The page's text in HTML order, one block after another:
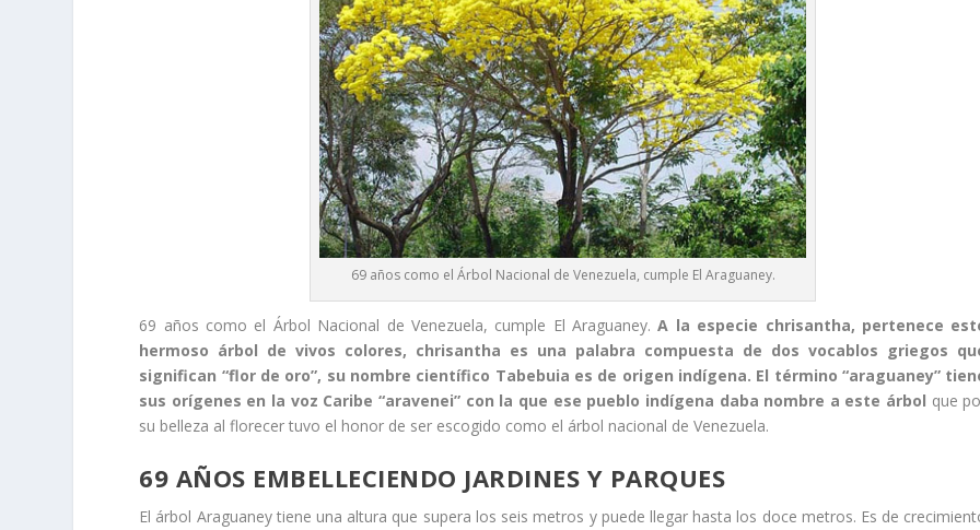
69 años como el Árbol Nacional de Venezuela, cumple El Araguaney.
69 años como el Árbol Nacional de Venezuela, cumple El Araguaney.A la especie chrisantha, pertenece
hermoso árbol de vivos colores, chrisantha es una palabra compuesta de dos vocablos griegos
significan “flor de oro”, su nombre científico Tabebuia es de origen indígena. El término “araguaney”
sus orígenes en la voz Caribe “aravenei” con la que ese pueblo indígena daba nombre a este árbol que
su belleza al florecer tuvo el honor de ser escogido como el árbol nacional de Venezuela.
69 AÑOS EMBELLECIENDO JARDINES Y PARQUES
El árbol Araguaney tiene una altura que supera los seis metros y puede llegar hasta los doce metros. Es de